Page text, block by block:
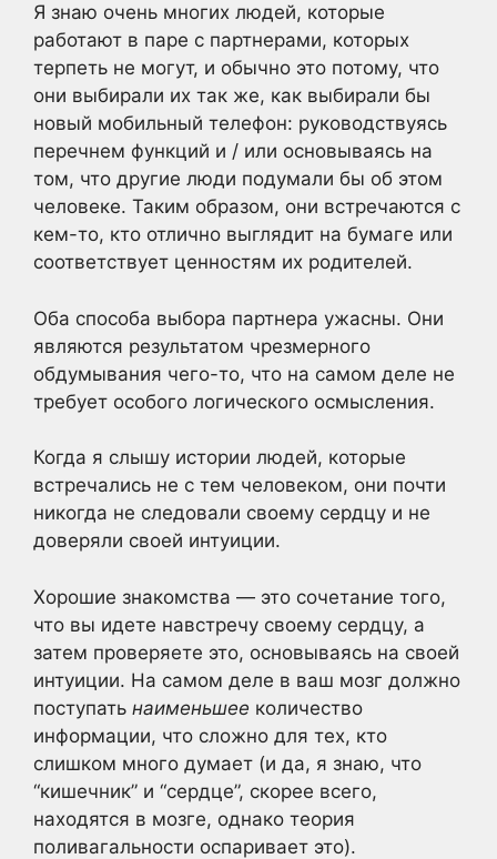
Я знаю очень многих людей, которые
работают в паре с партнерами, которых
терпеть не могут, и обычно это потому, что
они выбирали их так же, как выбирали бы
новый мобильный телефон: руководствуясь
перечнем функций и / или основываясь на
том, что другие люди подумали бы об этом
человеке. Таким образом, они встречаются с
кем-то, кто отлично выглядит на бумаге или
соответствует ценностям их родителей.
Оба способа выбора партнера ужасны. Они
являются результатом чрезмерного
обдумывания чего-то, что на самом деле не
требует особого логического осмысления.
Когда я слышу истории людей, которые
встречались не с тем человеком, они почти
никогда не следовали своему сердцу и не
доверяли своей интуиции.
Хорошие знакомства — это сочетание того,
что вы идете навстречу своему сердцу, а
затем проверяете это, основываясь на своей
интуиции. На самом деле в ваш мозг должно
поступать наименьшее количество
информации, что сложно для тех, кто
слишком много думает (и да, я знаю, что
“кишечник” и “сердце”, скорее всего,
находятся в мозге, однако теория
поливагальности оспаривает это).